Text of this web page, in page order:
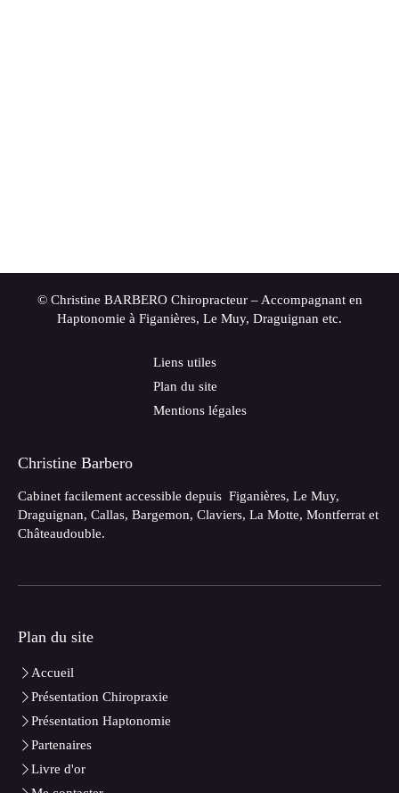
© Christine BARBERO Chiropracteur – Accompagnant en
Haptonomie à Figanières, Le Muy, Draguignan etc.
Liens utiles
Plan du site
Mentions légales
Christine Barbero
Cabinet facilement accessible depuis Figanières, Le Muy,
Draguignan, Callas, Bargemon, Claviers, La Motte, Montferrat et
Châteaudouble.
Plan du site
Accueil
Présentation Chiropraxie
Présentation Haptonomie
Partenaires
Livre d'or